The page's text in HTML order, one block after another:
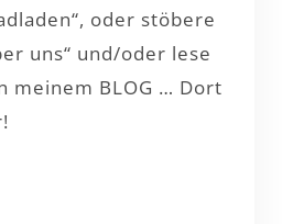
oder stöbere
uns“ und/oder lese
meinem BLOG … Dort